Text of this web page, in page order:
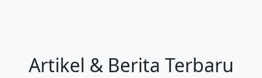
Artikel & Berita Terbaru